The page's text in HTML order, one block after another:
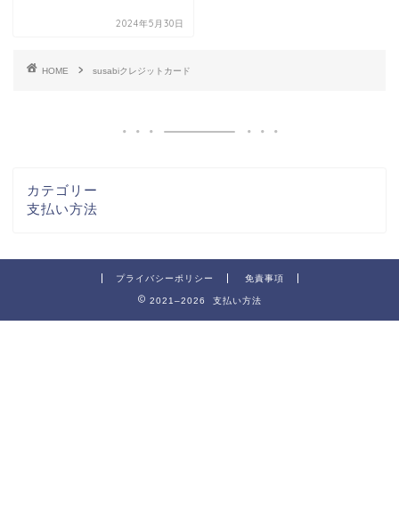
2024年5月30日
HOME susabiクレジットカード
カテゴリー
支払い方法
プライバシーポリシー 免責事項
2021–2026 支払い方法